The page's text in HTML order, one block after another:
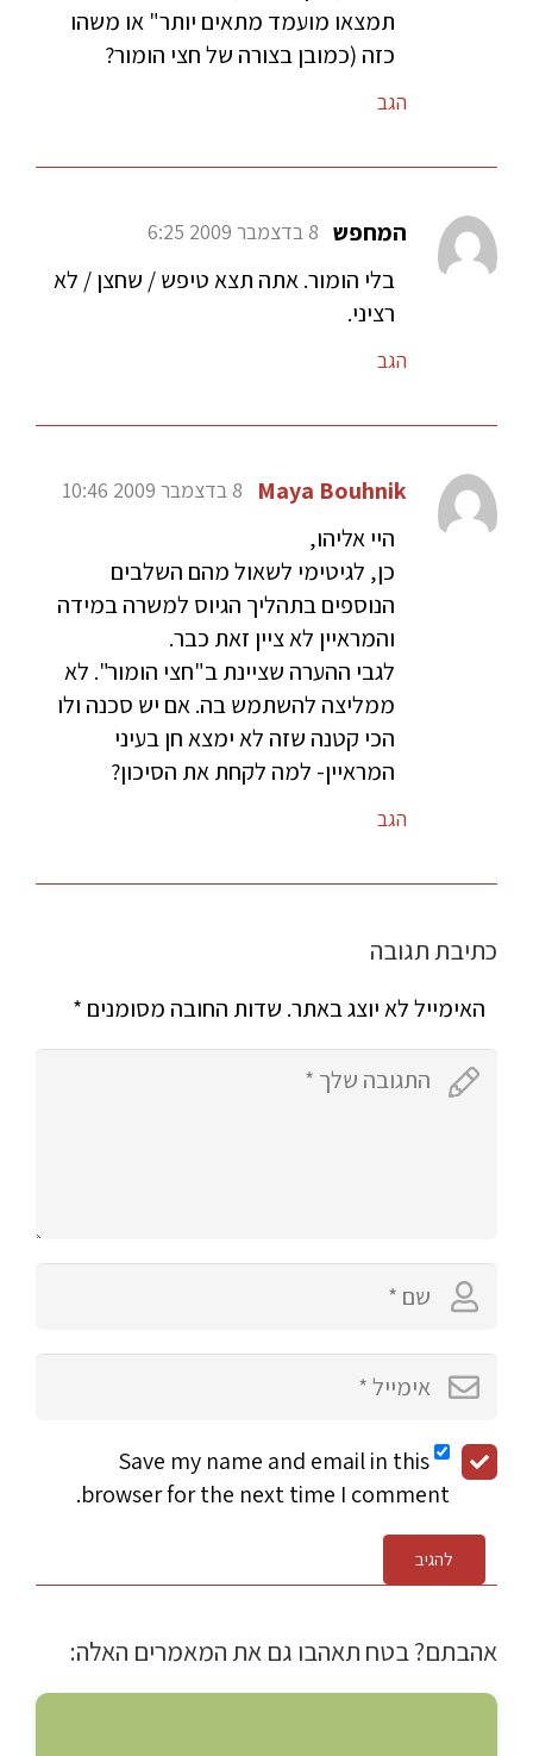
תמצאו מועמד מתאים יותר" או משהו
כזה (כמובן בצורה של חצי הומור?
הגב
המחפש 8 בדצמבר 2009 6:25
בלי הומור. אתה תצא טיפש / שחצן / לא
רציני.
הגב
Maya Bouhnik 8 בדצמבר 2009 10:46
היי אליהו,
כן, לגיטימי לשאול מהם השלבים
הנוספים בתהליך הגיוס למשרה במידה
והמראיין לא ציין זאת כבר.
לגבי ההערה שציינת ב"חצי הומור". לא
ממליצה להשתמש בה. אם יש סכנה ולו
הכי קטנה שזה לא ימצא חן בעיני
המראיין- למה לקחת את הסיכון?
הגב
כתיבת תגובה
האימייל לא יוצג באתר. שדות החובה מסומנים *
Save my name and email in this
browser for the next time I comment.
להגיב
אהבתם? בטח תאהבו גם את המאמרים האלה: